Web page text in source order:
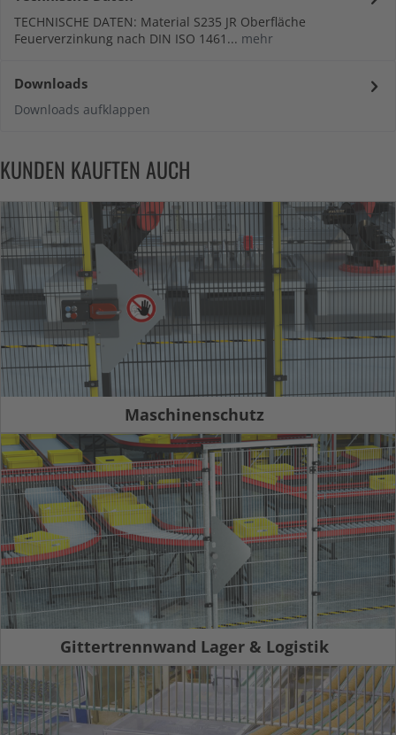
TECHNISCHE DATEN: Material S235 JR Oberfläche
Feuerverzinkung nach DIN ISO 1461... mehr
Downloads
Downloads aufklappen
KUNDEN KAUFTEN AUCH
Maschinenschutz
Gittertrennwand Lager & Logistik